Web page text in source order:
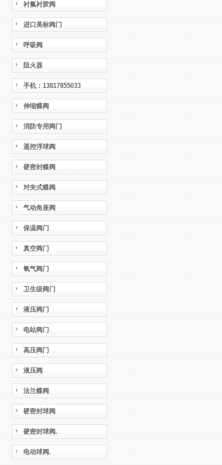
衬氟衬胶阀
进口美标阀门
呼吸阀
阻火器
手机：13817855033
伸缩蝶阀
消防专用阀门
遥控浮球阀
硬密封蝶阀
对夹式蝶阀
气动角座阀
保温阀门
真空阀门
氧气阀门
卫生级阀门
液压阀门
电站阀门
高压阀门
液压阀
法兰蝶阀
硬密封球阀
硬密封球阀.
电动球阀.